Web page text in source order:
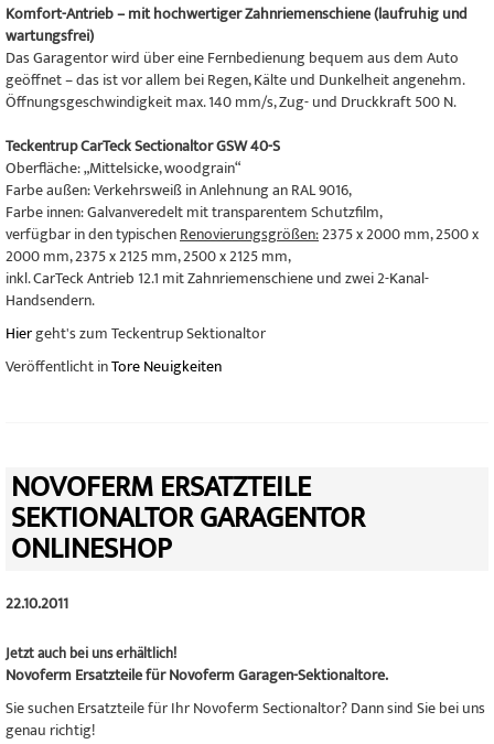
Komfort-Antrieb – mit hochwertiger Zahnriemenschiene (laufruhig und
wartungsfrei)
Das Garagentor wird über eine Fernbedienung bequem aus dem Auto
geöffnet – das ist vor allem bei Regen, Kälte und Dunkelheit angenehm.
Öffnungsgeschwindigkeit max. 140 mm/s, Zug- und Druckkraft 500 N.
Teckentrup CarTeck Sectionaltor GSW 40-S
Oberfläche: „Mittelsicke, woodgrain“
Farbe außen: Verkehrsweiß in Anlehnung an RAL 9016,
Farbe innen: Galvanveredelt mit transparentem Schutzfilm,
verfügbar in den typischenRenovierungsgrößen:2375 x 2000 mm, 2500 x
2000 mm, 2375 x 2125 mm, 2500 x 2125 mm,
inkl. CarTeck Antrieb 12.1 mit Zahnriemenschiene und zwei 2-Kanal-
Handsendern.
Hiergeht's zum Teckentrup Sektionaltor
Veröffentlicht inTore Neuigkeiten
NOVOFERM ERSATZTEILE
SEKTIONALTOR GARAGENTOR
ONLINESHOP
22.10.2011
Jetzt auch bei uns erhältlich!
Novoferm Ersatzteile für Novoferm Garagen-Sektionaltore.
Sie suchen Ersatzteile für Ihr Novoferm Sectionaltor? Dann sind Sie bei uns
genau richtig!